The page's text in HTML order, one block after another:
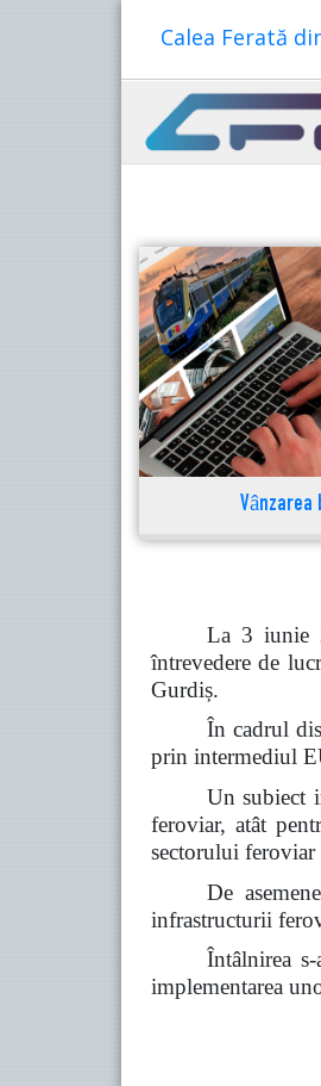
Calea Ferată
La 3 iunie
întrevedere de
Gurdiș.
În cadrul
prin intermediul
Un subiect
feroviar, atât
sectorului
De
infrastructurii
Întâlnirea
implementarea